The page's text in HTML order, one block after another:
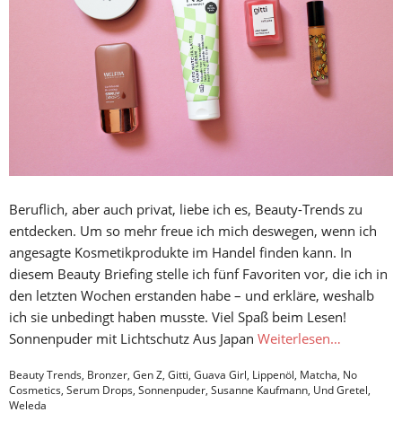
Beruflich, aber auch privat, liebe ich es, Beauty-Trends zu
entdecken. Um so mehr freue ich mich deswegen, wenn ich
angesagte Kosmetikprodukte im Handel finden kann. In
diesem Beauty Briefing stelle ich fünf Favoriten vor, die ich in
den letzten Wochen erstanden habe – und erkläre, weshalb
ich sie unbedingt haben musste. Viel Spaß beim Lesen!
Sonnenpuder mit Lichtschutz Aus Japan Weiterlesen…
Beauty Trends, Bronzer, Gen Z, Gitti, Guava Girl, Lippenöl, Matcha, No
Cosmetics, Serum Drops, Sonnenpuder, Susanne Kaufmann, Und Gretel,
Weleda